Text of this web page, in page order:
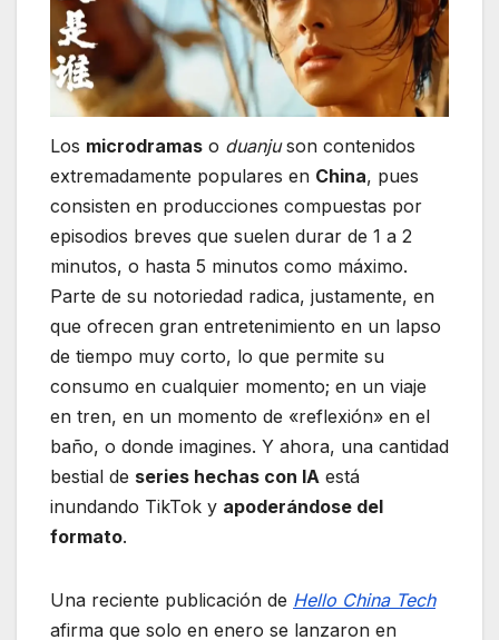
Los microdramas o duanjuson contenidos
extremadamente populares en China, pues
consisten en producciones compuestas por
episodios breves que suelen durar de 1 a 2
minutos, o hasta 5 minutos como máximo.
Parte de su notoriedad radica, justamente, en
que ofrecen gran entretenimiento en un lapso
de tiempo muy corto, lo que permite su
consumo en cualquier momento; en un viaje
en tren, en un momento de «reflexión» en el
baño, o donde imagines. Y ahora, una cantidad
bestial de series hechas con IA está
inundando TikTok y apoderándose del
formato.
Una reciente publicación de Hello China Tech
afirma que solo en enero se lanzaron en